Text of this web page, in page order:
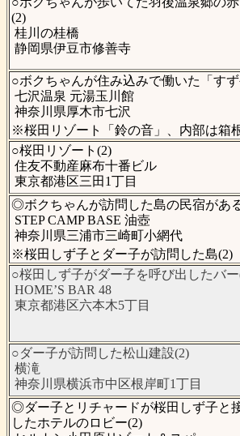
(2)
桂川の桂橋
静岡県伊豆市修善寺
○ボクちゃんが住み込みで働いた「す
七沢温泉 元湯玉川館
神奈川県厚木市七沢
※桜田リゾート「鈴の音」、内部は箱
○桜田リゾート(2)
住友不動産麻布十番ビル
東京都港区三田1丁目
◎ボクちゃんが訪問した島の民宿があ
STEP CAMP BASE 油壺
神奈川県三浦市三崎町小網代
※桜田しず子とダー子が訪問した島(2)
○桜田しず子がダー子を呼び出したバ
HOME’S BAR 48
東京都港区六本木5丁目
○ダー子が訪問した松山建設(2)
横滝
神奈川県横浜市中区根岸町1丁目
◎ダー子とリチャードが桜田しず子と
したホテルのロビー(2)